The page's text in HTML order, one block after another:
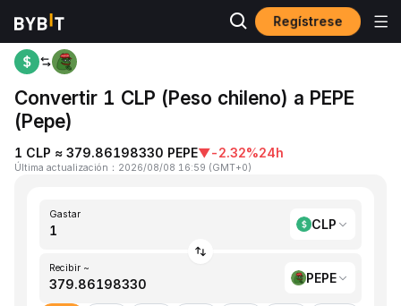
Regístrese
Inicio CLP to PEPE
Convertir 1 CLP (Peso chileno) a PEPE
(Pepe)
1 CLP ≈ 379.86198330 PEPE▼-2.32%24h
Última actualización ： 2026/08/08 16:59 (GMT+0)
Gastar
CLP
Recibir ~
PEPE